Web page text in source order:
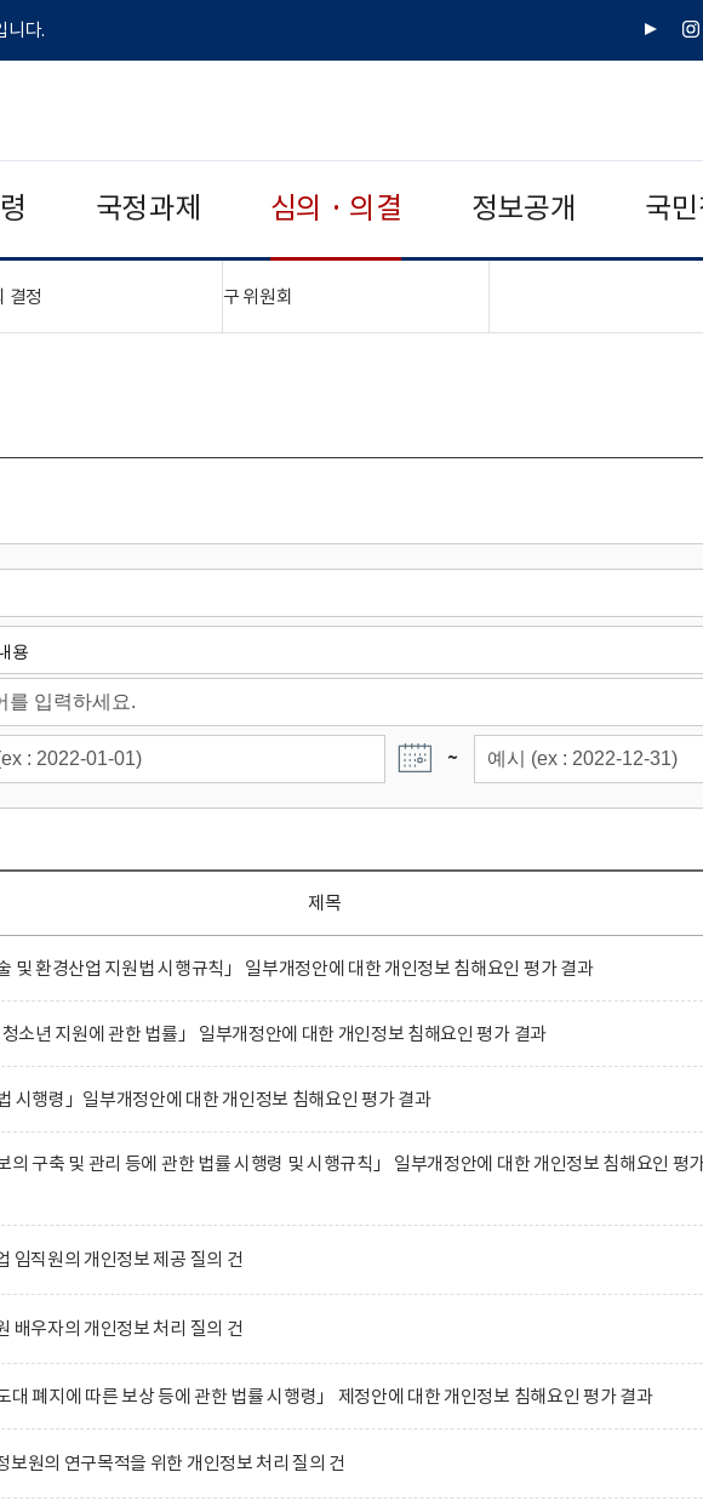
니다.
유
인
국정과제 심의 · 의결 정보공개 국
결정 구 위원회
~
제목
및 환경산업 지원법 시행규칙」 일부개정안에 대한 개인정보 침해요인 평가 결과
청소년 지원에 관한 법률」 일부개정안에 대한 개인정보 침해요인 평가 결과
시행령」일부개정안에 대한 개인정보 침해요인 평가 결과
의 구축 및 관리 등에 관한 법률 시행령 및 시행규칙」 일부개정안에 대한 개인정보 침해요인 평
임직원의 개인정보 제공 질의 건
배우자의 개인정보 처리 질의 건
대 폐지에 따른 보상 등에 관한 법률 시행령」 제정안에 대한 개인정보 침해요인 평가 결과
보원의 연구목적을 위한 개인정보 처리 질의 건